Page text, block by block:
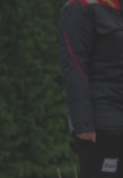
beim Teambuilding
Im September
neuen
erlebnisreichen
Velden und